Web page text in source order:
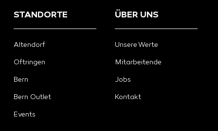
STANDORTE
Altendorf
Oftringen
Bern
Bern Outlet
Events
ÜBER UNS
Unsere Werte
Mitarbeitende
Jobs
Kontakt